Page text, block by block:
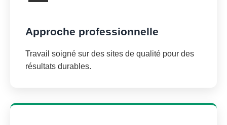
Approche professionnelle
Travail soigné sur des sites de qualité pour des
résultats durables.